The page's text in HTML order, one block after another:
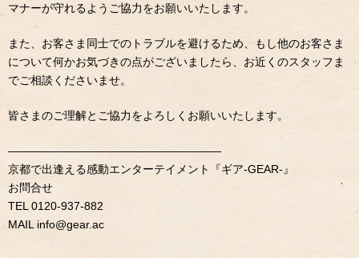
マナーが守れるようご協力をお願いいたします。
また、お客さま同士でのトラブルを避けるため、もし他のお客さま
について何かお気づきの点がございましたら、お近くのスタッフま
でご相談くださいませ。
皆さまのご理解とご協力をよろしくお願いいたします。
———————————————————
京都で出逢える感動エンターテイメント『ギア-GEAR-』
お問合せ
TEL 0120-937-882
MAIL info@gear.ac